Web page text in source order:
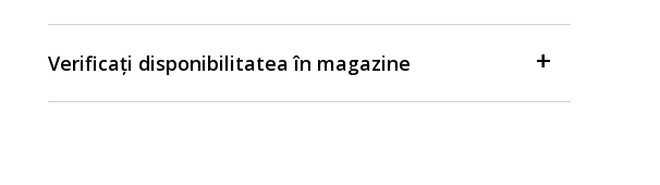
Verificați disponibilitatea în magazine